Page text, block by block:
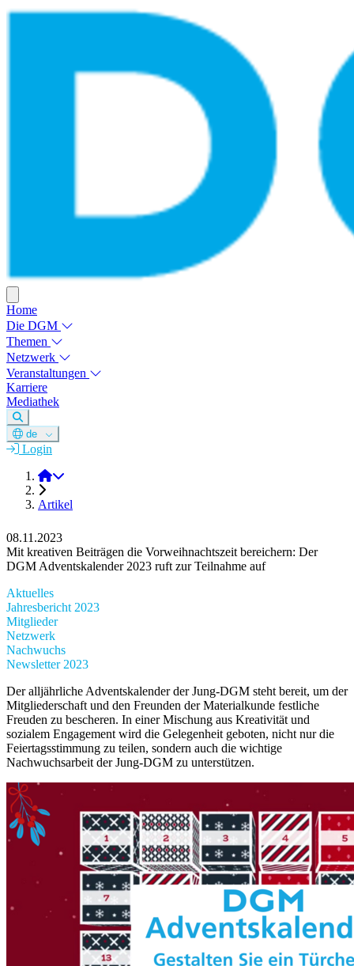
Home
Die DGM
Themen
Netzwerk
Veranstaltungen
Karriere
Mediathek
de
Login
DGM e.V.
Artikel
08.11.2023
Mit kreativen Beiträgen die Vorweihnachtszeit bereichern: Der
DGM Adventskalender 2023 ruft zur Teilnahme auf
Aktuelles
Jahresbericht 2023
Mitglieder
Netzwerk
Nachwuchs
Newsletter 2023
Der alljährliche Adventskalender der Jung-DGM steht bereit, um der
Mitgliederschaft und den Freunden der Materialkunde festliche
Freuden zu bescheren. In einer Mischung aus Kreativität und
sozialem Engagement wird die Gelegenheit geboten, nicht nur die
Feiertagsstimmung zu teilen, sondern auch die wichtige
Nachwuchsarbeit der Jung-DGM zu unterstützen.